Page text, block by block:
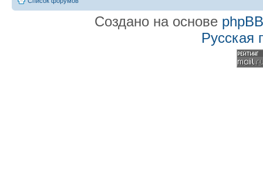
Создано на основе phpBB
Русская